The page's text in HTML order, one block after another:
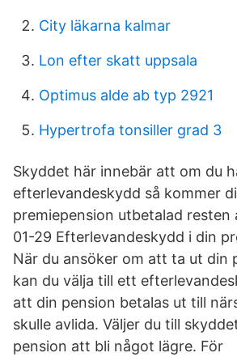
City läkarna kalmar
Lon efter skatt uppsala
Optimus alde ab typ 2921
Hypertrofa tonsiller grad 3
Skyddet här innebär att om du
efterlevandeskydd så kommer
premiepension utbetalad resten
01-29 Efterlevandeskydd i din
När du ansöker om att ta ut din
kan du välja till ett
att din pension betalas ut till
skulle avlida. Väljer du till
pension att bli något lägre. För